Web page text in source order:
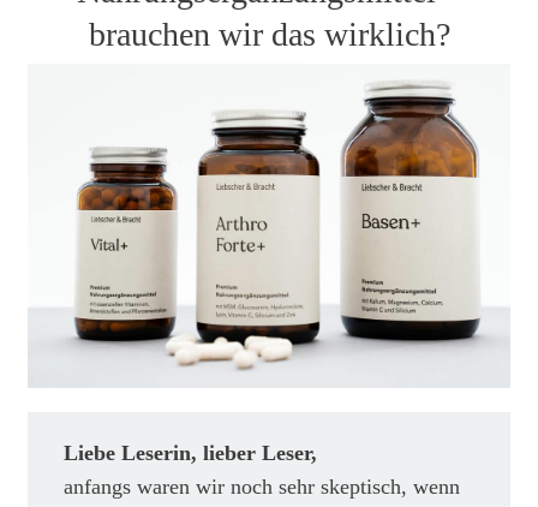
brauchen wir das wirklich?
Liebe Leserin, lieber Leser,
anfangs waren wir noch sehr skeptisch, wenn